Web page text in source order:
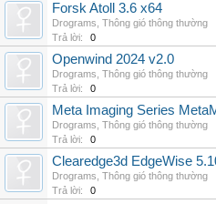
Forsk Atoll 3.6 x64
Drograms Thông gió thông thường
Trả lời:
0
Openwind 2024 v2.0
Drograms Thông gió thông thường
Trả lời:
0
Meta Imaging Series
Drograms Thông gió thông thường
Trả lời:
0
Clearedge3d EdgeWise
Drograms Thông gió thông thường
Trả lời:
0